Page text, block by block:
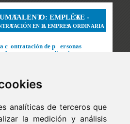
analíticas de terceros que
la medición y análisis